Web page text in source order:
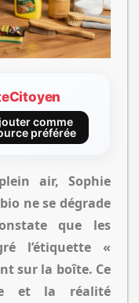
comme
préférée
air, Sophie
ne se dégrade
que les
l’étiquette «
sur la boîte. Ce
et la réalité